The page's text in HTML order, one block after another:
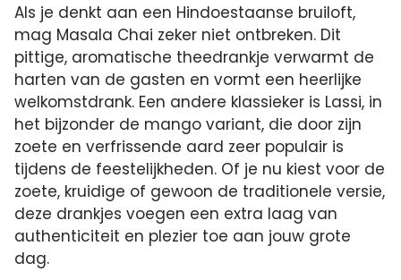
Als je denkt aan een Hindoestaanse bruiloft,
mag Masala Chai zeker niet ontbreken. Dit
pittige, aromatische theedrankje verwarmt de
harten van de gasten en vormt een heerlijke
welkomstdrank. Een andere klassieker is Lassi, in
het bijzonder de mango variant, die door zijn
zoete en verfrissende aard zeer populair is
tijdens de feestelijkheden. Of je nu kiest voor de
zoete, kruidige of gewoon de traditionele versie,
deze drankjes voegen een extra laag van
authenticiteit en plezier toe aan jouw grote
dag.